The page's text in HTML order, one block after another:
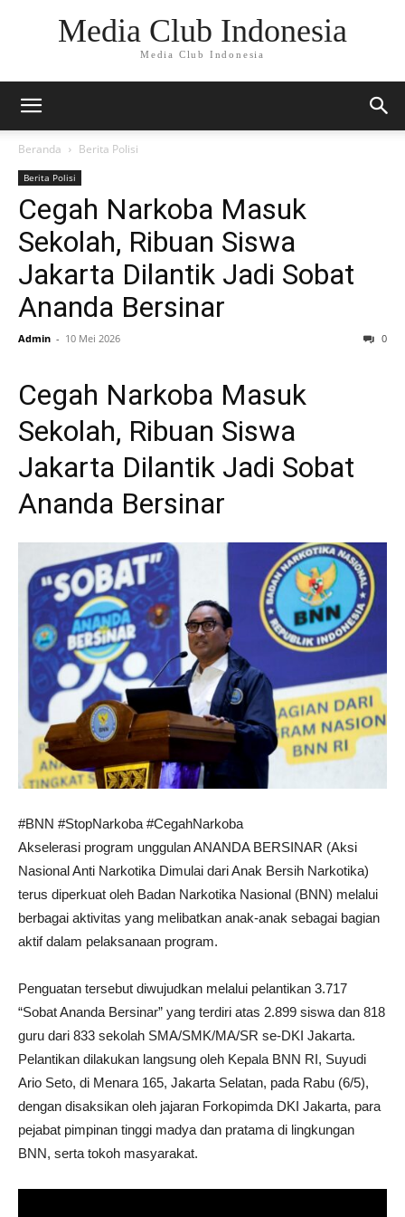
Media Club Indonesia
Media Club Indonesia
Beranda Berita Polisi
Berita Polisi
Cegah Narkoba Masuk
Sekolah, Ribuan Siswa
Jakarta Dilantik Jadi Sobat
Ananda Bersinar
Admin - 10 Mei 2026 0
Cegah Narkoba Masuk
Sekolah, Ribuan Siswa
Jakarta Dilantik Jadi Sobat
Ananda Bersinar
#BNN #StopNarkoba #CegahNarkoba
Akselerasi program unggulan ANANDA BERSINAR (Aksi
Nasional Anti Narkotika Dimulai dari Anak Bersih Narkotika)
terus diperkuat oleh Badan Narkotika Nasional (BNN) melalui
berbagai aktivitas yang melibatkan anak-anak sebagai bagian
aktif dalam pelaksanaan program.
Penguatan tersebut diwujudkan melalui pelantikan 3.717
“Sobat Ananda Bersinar” yang terdiri atas 2.899 siswa dan 818
guru dari 833 sekolah SMA/SMK/MA/SR se-DKI Jakarta.
Pelantikan dilakukan langsung oleh Kepala BNN RI, Suyudi
Ario Seto, di Menara 165, Jakarta Selatan, pada Rabu (6/5),
dengan disaksikan oleh jajaran Forkopimda DKI Jakarta, para
pejabat pimpinan tinggi madya dan pratama di lingkungan
BNN, serta tokoh masyarakat.